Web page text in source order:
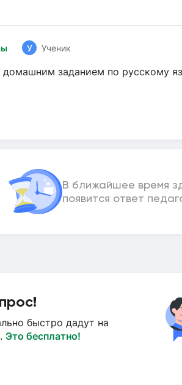
У Ученик
заданием по русскому
В ближайшее время
появится ответ
быстро дадут на
Это бесплатно!